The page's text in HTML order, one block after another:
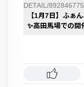
DETAIL/
【1月7日】ふぁ
✨高田馬場での開